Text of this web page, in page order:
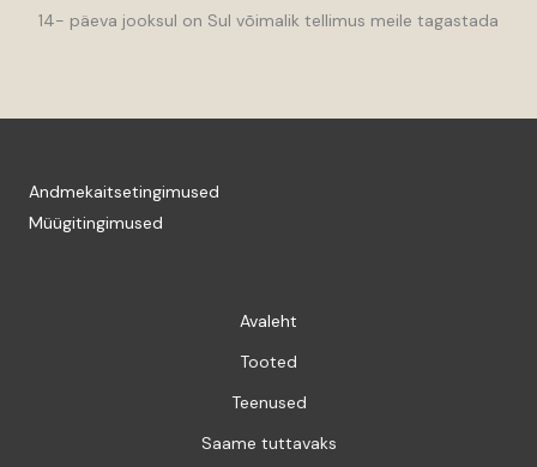
14- päeva jooksul on Sul võimalik tellimus meile tagastada
Andmekaitsetingimused
Müügitingimused
Avaleht
Tooted
Teenused
Saame tuttavaks